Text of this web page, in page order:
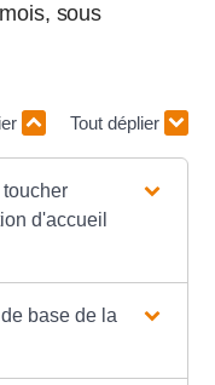
sous
Tout déplier
d'accueil
base de la